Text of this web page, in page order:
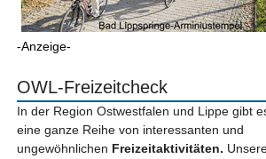
-Anzeige-
OWL-Freizeitcheck
In der Region Ostwestfalen und Lippe gibt
eine ganze Reihe von interessanten und
ungewöhnlichen Freizeitaktivitäten.